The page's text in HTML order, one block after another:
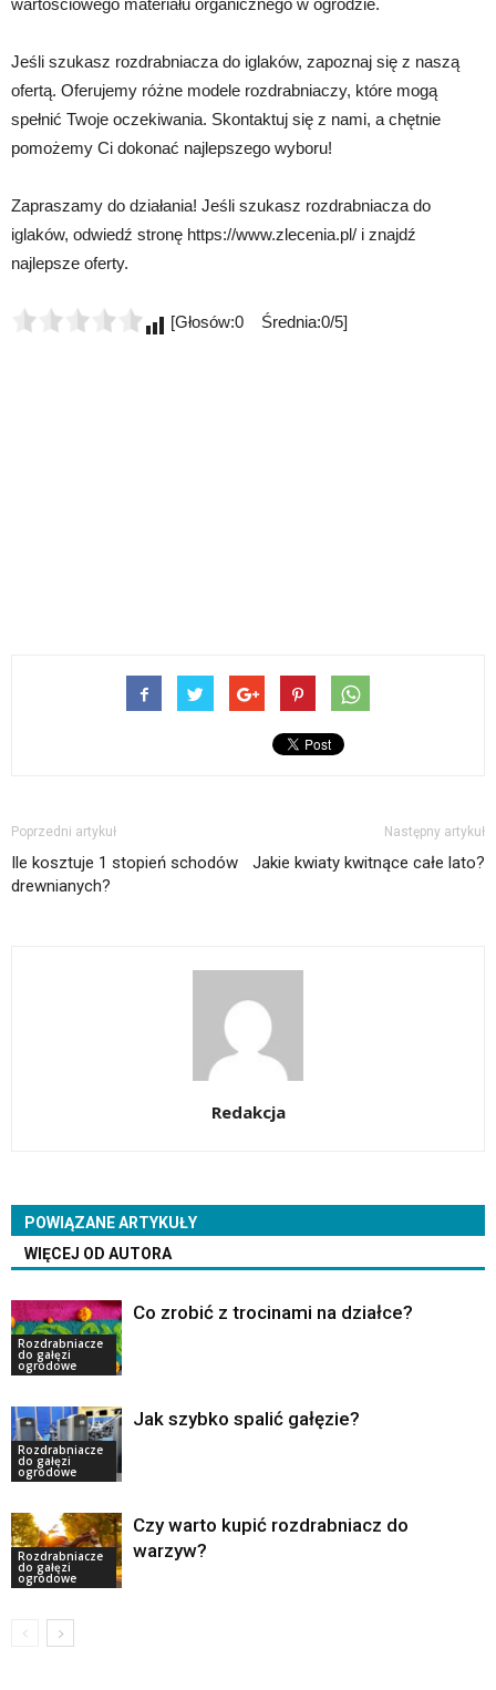
Jeśli szukasz rozdrabniacza do iglaków, zapoznaj się z naszą
ofertą. Oferujemy różne modele rozdrabniaczy, które mogą
spełnić Twoje oczekiwania. Skontaktuj się z nami, a chętnie
pomożemy Ci dokonać najlepszego wyboru!
Zapraszamy do działania! Jeśli szukasz rozdrabniacza do
iglaków, odwiedź stronę https://www.zlecenia.pl/ i znajdź
najlepsze oferty.
[Głosów:0 Średnia:0/5]
Poprzedni artykuł
Ile kosztuje 1 stopień schodów
drewnianych?
Następny artykuł
Jakie kwiaty kwitnące całe lato?
Redakcja
POWIĄZANE ARTYKUŁY
WIĘCEJ OD AUTORA
Rozdrabniacze
do gałęzi
ogrodowe
Co zrobić z trocinami na działce?
Rozdrabniacze
do gałęzi
ogrodowe
Jak szybko spalić gałęzie?
Rozdrabniacze
do gałęzi
ogrodowe
Czy warto kupić rozdrabniacz do
warzyw?